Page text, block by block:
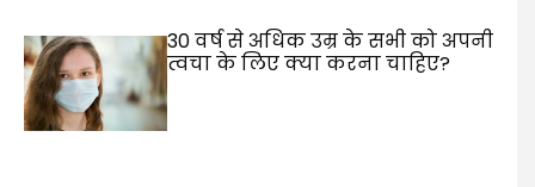
30 वर्ष से अधिक उम्र के सभी को अपनी
त्वचा के लिए क्या करना चाहिए?